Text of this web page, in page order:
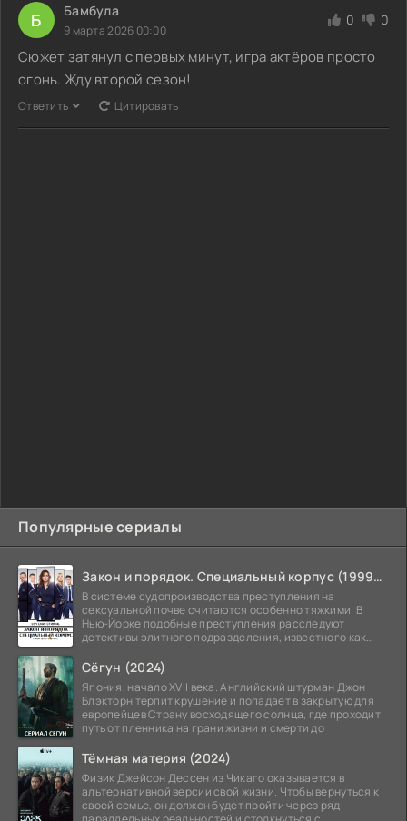
Популярные сериалы
Закон и порядок. Специальный корпус (1999-2026)
В системе судопроизводства преступления на
сексуальной почве считаются особенно тяжкими. В
Нью-Йорке подобные преступления расследуют
детективы элитного подразделения, известного как
Сёгун (2024)
Япония, начало XVII века. Английский штурман Джон
Блэкторн терпит крушение и попадает в закрытую для
европейцев Страну восходящего солнца, где проходит
путь от пленника на грани жизни и смерти до
Тёмная материя (2024)
Физик Джейсон Дессен из Чикаго оказывается в
альтернативной версии свой жизни. Чтобы вернуться к
своей семье, он должен будет пройти через ряд
Б Бамбула
9 марта 2026 00:00
0 0
Сюжет затянул с первых минут, игра актёров просто
огонь. Жду второй сезон!
Ответить Цитировать